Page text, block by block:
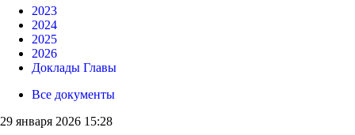
2023
2024
2025
2026
Доклады Главы
Все документы
29 января 2026 15:28